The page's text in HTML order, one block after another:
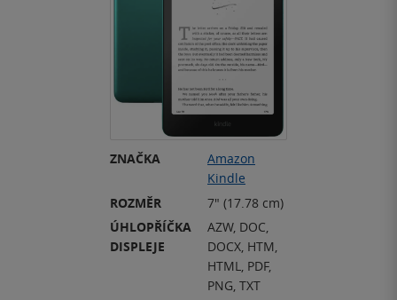
ZNAČKA
Amazon
Kindle
ROZMĚR
7" (17.78 cm)
ÚHLOPŘÍČKA
DISPLEJE
AZW, DOC,
DOCX, HTM,
HTML, PDF,
PNG, TXT